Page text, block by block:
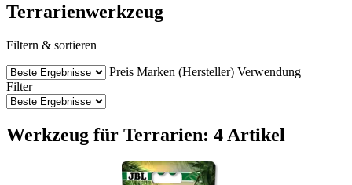
Terrarienwerkzeug
Filtern & sortieren
Preis Marken (Hersteller) Verwendung
Filter
Werkzeug für Terrarien: 4 Artikel